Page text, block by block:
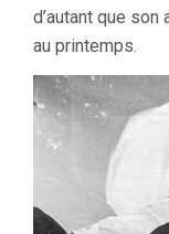
d’autant que son
au printemps.